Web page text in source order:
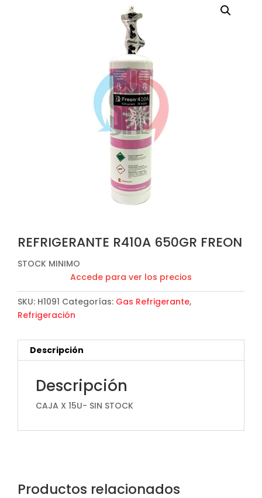
REFRIGERANTE R410A 650GR FREON
STOCK MINIMO
Accede para ver los precios
SKU: H1091 Categorías: Gas Refrigerante,
Refrigeración
Descripción
Descripción
CAJA X 15U- SIN STOCK
Productos relacionados